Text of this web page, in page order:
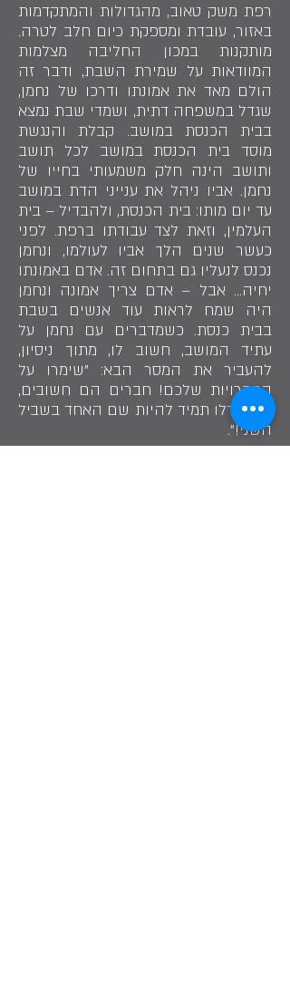
רפת משק טאוב, מהגדולות והמתקדמות
באזור, עובדת ומספקת כיום חלב לטרה.
מותקנות במכון החליבה מצלמות
המוודאות על שמירת השבת, ודבר זה
הולם מאד את אמונתו ודרכו של נחמן,
שגדל במשפחה דתית, ושמדי שבת נמצא
בבית הכנסת במושב. קבלת והנגשת
מוסד בית הכנסת במושב לכל תושב
ותושב הינה חלק משמעותי בחייו של
נחמן. אביו ניהל את ענייני הדת במושב
עד יום מותו: בית הכנסת, ולהבדיל – בית
העלמין, וזאת לצד עבודתו ברפת. לפני
כעשר שנים הלך אביו לעולמו, ונחמן
נכנס לנעליו גם בתחום זה. אדם באמונתו
יחיה... אבל – אדם צריך אמונה ונחמן
היה שמח לראות עוד אנשים בשבת
בבית כנסת. כשמדברים עם נחמן על
עתיד המושב, חשוב לו, מתוך ניסיון,
להעביר את המסר הבא: "שימרו על
החברויות שלכם! חברים הם חשובים,
והשתדלו תמיד להיות שם האחד בשביל
השני!".